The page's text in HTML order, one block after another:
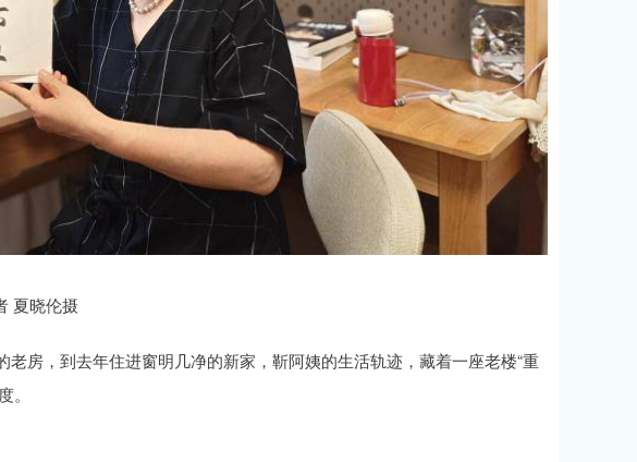
夏晓伦摄
房，到去年住进窗明几净的新家，靳阿姨的生活轨迹，藏着一座老楼“重